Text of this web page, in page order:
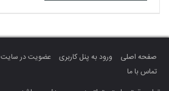
صفحه اصلی ورود به پنل کاربری عضویت در سایت
تماس با ما